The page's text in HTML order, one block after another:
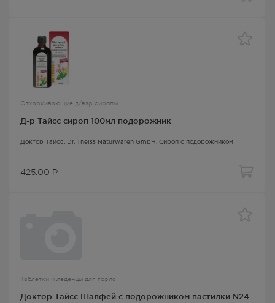
Отхаркивающие д/взр сиропы
Д-р Тайсс сироп 100мл подорожник
Доктор Тайсс , Dr. Theiss Naturwaren GmbH, Сироп с подорожником
425.00 Р
Таблетки и леденцы для горла
Доктор Тайсс Шалфей с подорожником пастилки N24